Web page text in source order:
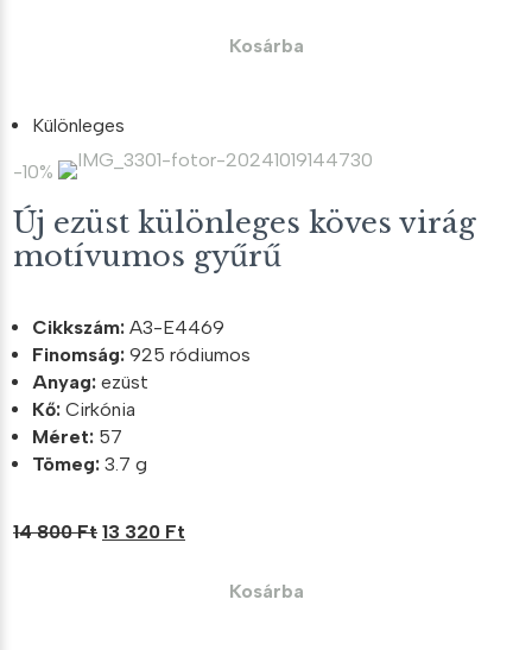
Kosárba
Különleges
-10%
Új ezüst különleges köves virág
motívumos gyűrű
Cikkszám: A3-E4469
Finomság: 925 ródiumos
Anyag: ezüst
Kő: Cirkónia
Méret: 57
Tömeg: 3.7 g
14 800Ft Original
13 320 Ft
Kosárba